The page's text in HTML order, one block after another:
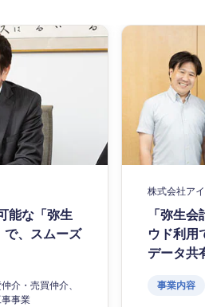
能な「弥生
で、スムーズ
介・売買仲介、
事業
株式会社ア
「弥生
ウド利用
データ共
事業内容